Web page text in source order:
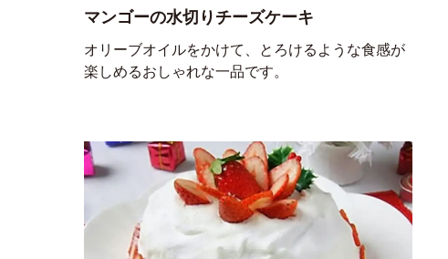
マンゴーの水切りチーズケーキ
オリーブオイルをかけて、とろけるような食感が
楽しめるおしゃれな一品です。